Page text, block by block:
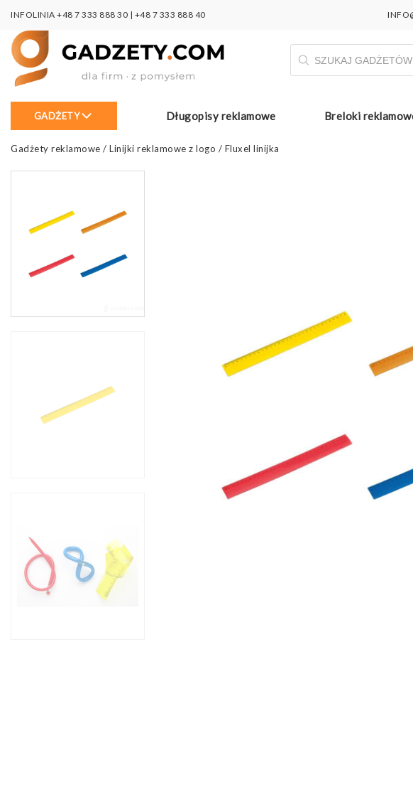
INFOLINIA +48 7 333 888 30 | +48 7 333 888 40
Wyszukiwarka
produktów
GADŻETY Długopisy reklamowe Breloki
Gadżety reklamowe / Linijki reklamowe z logo / Fluxel linijka